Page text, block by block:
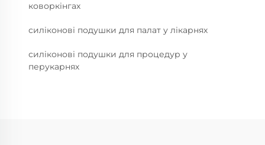
коворкінгах
силіконові подушки для палат у лікарнях
силіконові подушки для процедур у
перукарнях